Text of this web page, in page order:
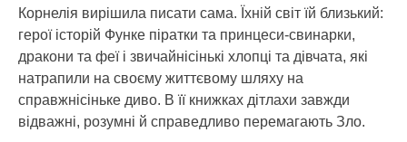
Корнелія вирішила писати сама. Їхній світ їй близький:
герої історій Функе піратки та принцеси-свинарки,
дракони та феї і звичайнісінькі хлопці та дівчата, які
натрапили на своєму життєвому шляху на
справжнісіньке диво. В її книжках дітлахи завжди
відважні, розумні й справедливо перемагають Зло.